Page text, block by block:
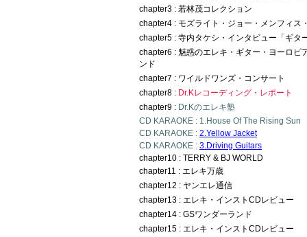
chapter3 : 若林茂コレクション
chapter4 : モズライト・ジョー・メンフィス
chapter5 : 寺内タケシ・インタビュー「ギタ
chapter6 : 魅惑のエレキ・ギター・ヨーロピ
ンド
chapter7 : ワイルドワンズ・コンサート
chapter8 : Dr.Kレコーディング・レポート
chapter9 : Dr.Kのエレキ塾
CD KARAOKE : 1.House Of The Rising Sun
CD KARAOKE : 2.Yellow Jacket
CD KARAOKE : 3.Driving Guitars
chapter10 : TERRY & BJ WORLD
chapter11 : エレキ万歳
chapter12 : ヤンエレ通信
chapter13 : エレキ・インストCDレビュー
chapter14 : GSワンダーランド
chapter15 : エレキ・インストCDレビュー